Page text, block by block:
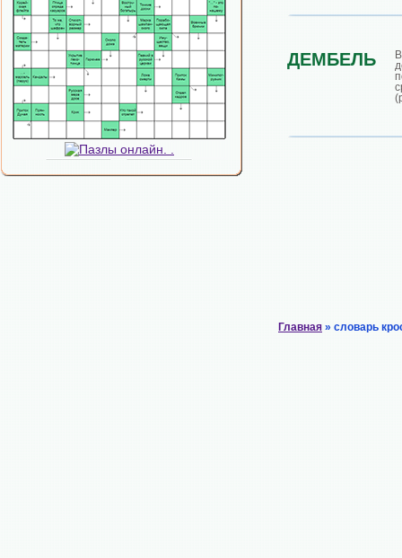
ДЕМБЕЛЬ
Главная » словарь